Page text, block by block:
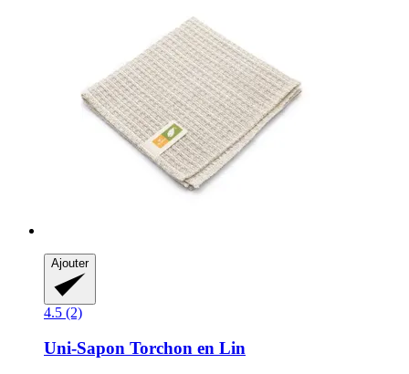
Ajouter
4.5 (2)
Uni-Sapon Torchon en Lin